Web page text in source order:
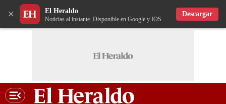
× El Heraldo
Noticias al instante. Disponible en Google y IOS
Descargar